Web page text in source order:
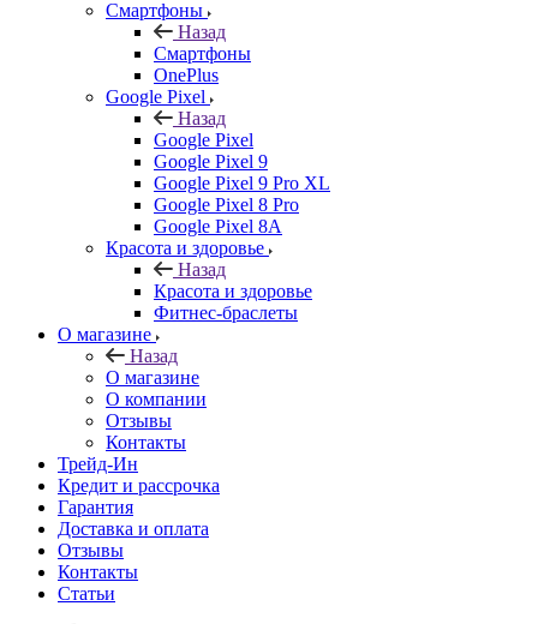
Смартфоны
Назад
Смартфоны
OnePlus
Google Pixel
Назад
Google Pixel
Google Pixel 9
Google Pixel 9 Pro XL
Google Pixel 8 Pro
Google Pixel 8A
Красота и здоровье
Назад
Красота и здоровье
Фитнес-браслеты
О магазине
Назад
О магазине
О компании
Отзывы
Контакты
Трейд-Ин
Кредит и рассрочка
Гарантия
Доставка и оплата
Отзывы
Контакты
Статьи